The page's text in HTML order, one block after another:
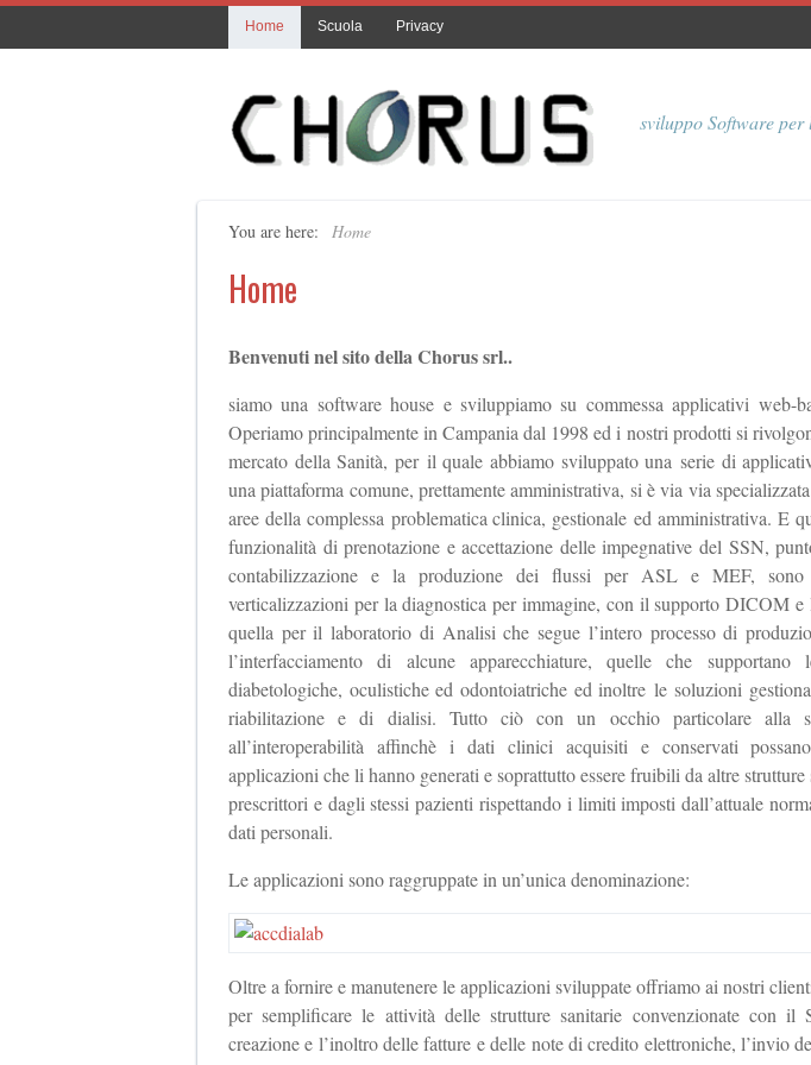
Home Scuola Privacy
sviluppo Software
You are here: Home
Home
Benvenuti nel sito della Chorus srl..
siamo una software house e sviluppiamo su commessa applicativi web-
Operiamo principalmente in Campania dal 1998 ed i nostri prodotti si
mercato della Sanità, per il quale abbiamo sviluppato una serie di
una piattaforma comune, prettamente amministrativa, si è via via
aree della complessa problematica clinica, gestionale ed amministrativa. E
funzionalità di prenotazione e accettazione delle impegnative del SSN,
contabilizzazione e la produzione dei flussi per ASL e MEF, sono
verticalizzazioni per la diagnostica per immagine, con il supporto DICOM e
quella per il laboratorio di Analisi che segue l’intero processo di
l’interfacciamento di alcune apparecchiature, quelle che supportano
diabetologiche, oculistiche ed odontoiatriche ed inoltre le soluzioni
riabilitazione e di dialisi. Tutto ciò con un occhio particolare alla
all’interoperabilità affinchè i dati clinici acquisiti e conservati
applicazioni che li hanno generati e soprattutto essere fruibili da altre
prescrittori e dagli stessi pazienti rispettando i limiti imposti dall’attuale
dati personali.
Le applicazioni sono raggruppate in un’unica denominazione:
Oltre a fornire e manutenere le applicazioni sviluppate offriamo ai nostri
per semplificare le attività delle strutture sanitarie convenzionate con
creazione e l’inoltro delle fatture e delle note di credito elettroniche, l’invio